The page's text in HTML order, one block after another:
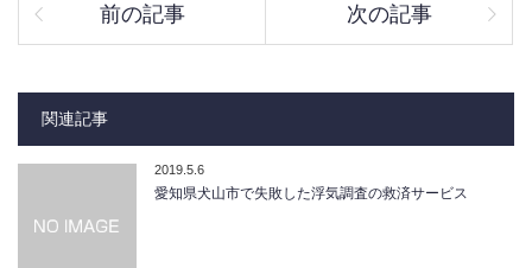
前の記事 次の記事
関連記事
2019.5.6
愛知県犬山市で失敗した浮気調査の救済サービス